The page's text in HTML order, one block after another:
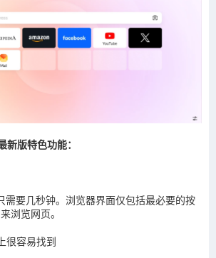
版特色功能：
需要几秒钟。浏览器界面仅包括最必要的按
浏览网页。
很容易找到